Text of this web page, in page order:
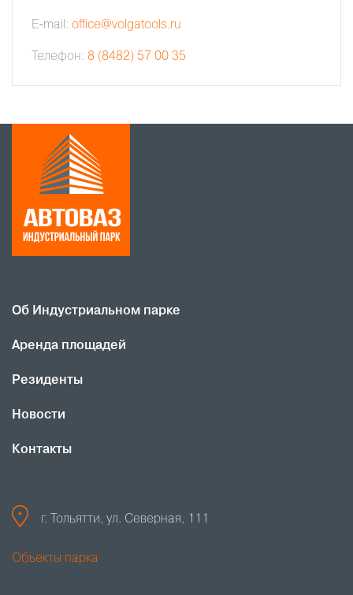
E-mail: office@volgatools.ru
Телефон: 8 (8482) 57 00 35
Об Индустриальном парке
Аренда площадей
Резиденты
Новости
Контакты
г. Тольятти, ул. Северная, 111
Объекты парка